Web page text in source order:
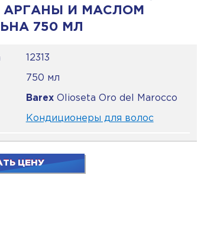
АРГАНЫ И МАСЛОМ
750 МЛ
12313
750 мл
BarexOlioseta Oro del Marocco
Кондиционеры для волос
ЦЕНУ